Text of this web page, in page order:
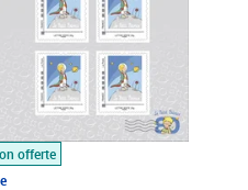
offerte